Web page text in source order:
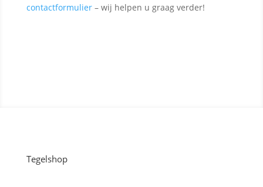
contactformulier– wij helpen u graag verder!
Tegelshop